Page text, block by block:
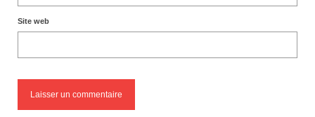
Site web